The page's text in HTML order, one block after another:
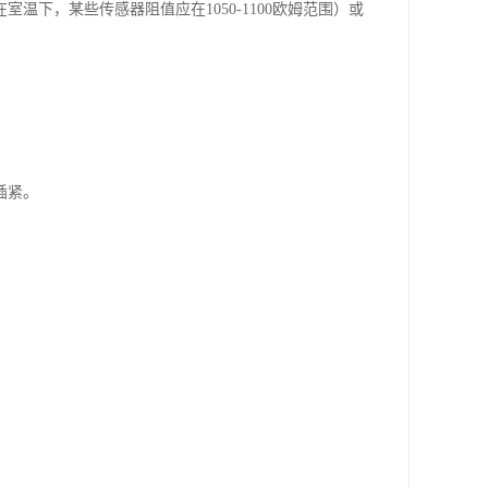
温下，某些传感器阻值应在1050-1100欧姆范围）或
。